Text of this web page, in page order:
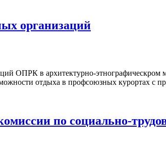
организаций
ОПРК в архитектурно-
отдыха в профсоюзных курортах с
по социально-